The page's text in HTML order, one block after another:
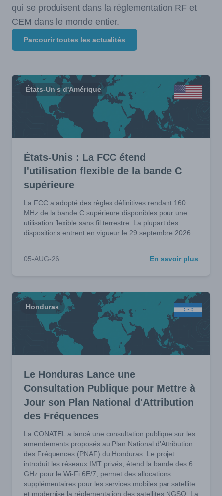
qui se produisent dans la réglementation RF et
CEM dans le monde entier.
Parcourir toutes les actualités
États-Unis d'Amérique
États-Unis : La FCC étend
l'utilisation flexible de la bande C
supérieure
La FCC a adopté des règles définitives rendant 160
MHz de la bande C supérieure disponibles pour une
utilisation flexible sans fil terrestre. La plupart des
dispositions entrent en vigueur le 29 septembre 2026.
05-AUG-26 En savoir plus
Honduras
Le Honduras Lance une
Consultation Publique pour Mettre à
Jour son Plan National d'Attribution
des Fréquences
La CONATEL a lancé une consultation publique sur les
amendements proposés au Plan National d'Attribution
des Fréquences (PNAF) du Honduras. Le projet
introduit les réseaux IMT privés, étend la bande des 6
GHz pour le Wi-Fi 6E/7, permet des allocations
supplémentaires pour les services mobiles par satellite
et modernise la réglementation des satellites NGSO. La